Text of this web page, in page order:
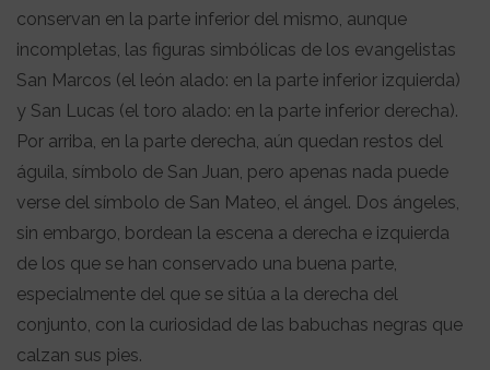
conservan en la parte inferior del mismo, aunque
incompletas, las figuras simbólicas de los evangelistas
San Marcos (el león alado: en la parte inferior izquierda)
y San Lucas (el toro alado: en la parte inferior derecha).
Por arriba, en la parte derecha, aún quedan restos del
águila, símbolo de San Juan, pero apenas nada puede
verse del símbolo de San Mateo, el ángel. Dos ángeles,
sin embargo, bordean la escena a derecha e izquierda
de los que se han conservado una buena parte,
especialmente del que se sitúa a la derecha del
conjunto, con la curiosidad de las babuchas negras que
calzan sus pies.